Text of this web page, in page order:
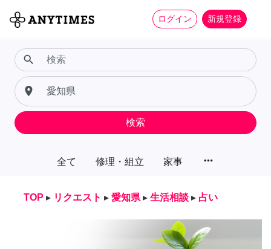
ログイン 新規登録
全て 修理・組立 家事 more_horiz
search
place
検索
TOP ▸ リクエスト ▸ 愛知県 ▸ 生活相談 ▸ 占い